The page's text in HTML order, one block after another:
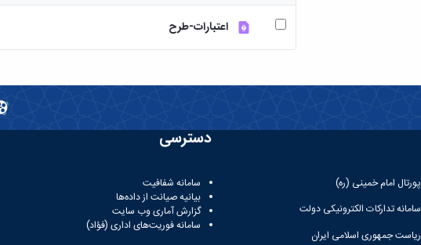
اعتبارات-طرح
پورتال امام خمینی (ره)
سامانه تدارکات الکترونیکی دولت
ریاست جمهوری اسلامی ایران
دسترسی
سامانه شفافیت
بیانیه صیانت از داده‌ها
گزارش آماری وب‌ سایت
سامانه فوریت‌های اداری (فؤاد)